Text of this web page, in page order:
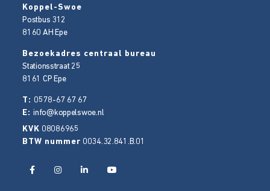
Koppel-Swoe
Postbus 312
8160 AH Epe
Bezoekadres centraal bureau
Stationsstraat 25
8161 CP Epe
T: 0578-67 67 67
E:info@koppelswoe.nl
KVK 08086965
BTW nummer 0034.32.841.B.01